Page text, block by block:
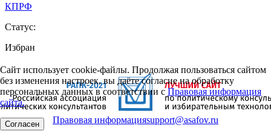
КПРФ
Статус:
Избран
Сайт использует cookie-файлы. Продолжая пользоваться сайтом
без изменения настроек, вы даёте согласие на обработку
персональных данных в соответствии сПравовая информация
сайта.
Согласен Правовая информацияsupport@asafov.ru